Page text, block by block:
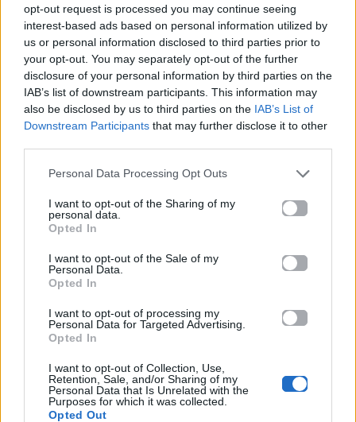
opt-out request is processed you may continue seeing
interest-based ads based on personal information utilized by
us or personal information disclosed to third parties prior to
your opt-out. You may separately opt-out of the further
disclosure of your personal information by third parties on the
IAB’s list of downstream participants. This information may
also be disclosed by us to third parties on the IAB’s List of
Downstream Participants that may further disclose it to other
Personal Data Processing Opt Outs
I want to opt-out of the Sharing of my
personal data.
Opted In
I want to opt-out of the Sale of my
Personal Data.
Opted In
I want to opt-out of processing my
Personal Data for Targeted Advertising.
Opted In
I want to opt-out of Collection, Use,
Retention, Sale, and/or Sharing of my
Personal Data that Is Unrelated with the
Purposes for which it was collected.
Opted Out
ο πρωταγωνιστής της νέας έκθεσης
του Costume Institute
03.08.2026
Fashion
Έχει καύσωνα; Το baby tee είναι το
μοναδικό ρούχο που χρειάζεσαι φέτος